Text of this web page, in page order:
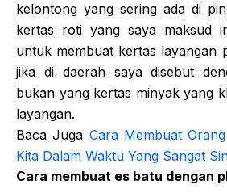
kelontong yang sering ada di
kertas roti yang saya maksud
untuk membuat kertas layangan
jika di daerah saya disebut
bukan yang kertas minyak yang
layangan.
Baca Juga Cara Membuat
Kita Dalam Waktu Yang Sangat
Cara membuat es batu dengan